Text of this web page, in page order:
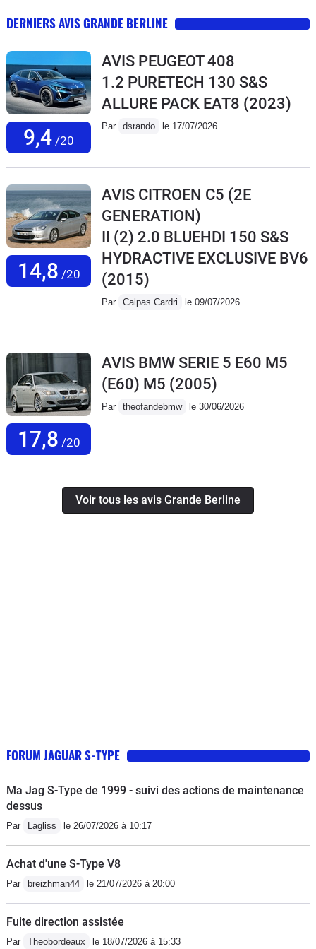
DERNIERS AVIS GRANDE BERLINE
9,4 /20
AVIS PEUGEOT 408
1.2 PURETECH 130 S&S
ALLURE PACK EAT8 (2023)
Par dsrando le 17/07/2026
14,8 /20
AVIS CITROEN C5 (2E
GENERATION)
II (2) 2.0 BLUEHDI 150 S&S
HYDRACTIVE EXCLUSIVE BV6
(2015)
Par Calpas Cardri le 09/07/2026
17,8 /20
AVIS BMW SERIE 5 E60 M5
(E60) M5 (2005)
Par theofandebmw le 30/06/2026
Voir tous les avis Grande Berline
FORUM JAGUAR S-TYPE
Ma Jag S-Type de 1999 - suivi des actions de maintenance
dessus
Par Lagliss le 26/07/2026 à 10:17
Achat d'une S-Type V8
Par breizhman44 le 21/07/2026 à 20:00
Fuite direction assistée
Par Theobordeaux le 18/07/2026 à 15:33